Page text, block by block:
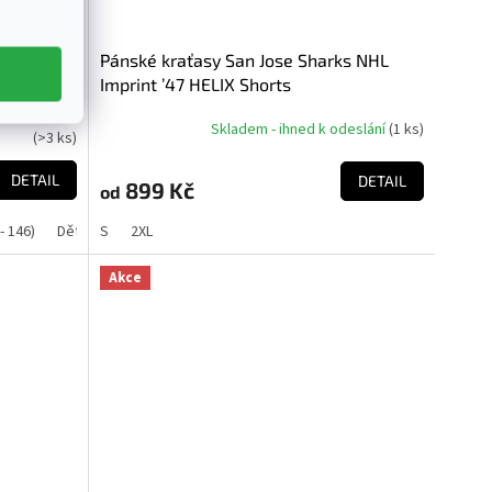
odeslání
(>3 ks)
DETAIL
146) Dětské L (152 - 158)
Pánské kraťasy San Jose Sharks NHL
Imprint ’47 HELIX Shorts
Skladem - ihned k odeslání(1 ks)
od 899 Kč DETAIL
S 2XL
Akce